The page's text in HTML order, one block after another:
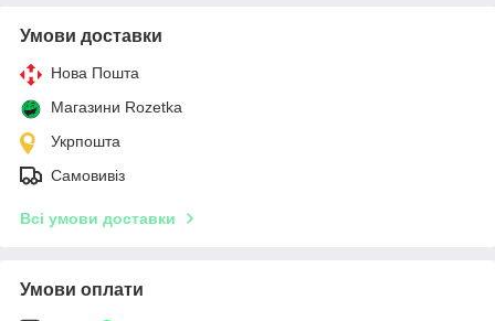
Умови доставки
Нова Пошта
Магазини Rozetka
Укрпошта
Самовивіз
Всі умови доставки
Умови оплати